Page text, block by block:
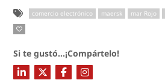
comercio electrónico maersk mar Rojo
Si te gustó...¡Compártelo!